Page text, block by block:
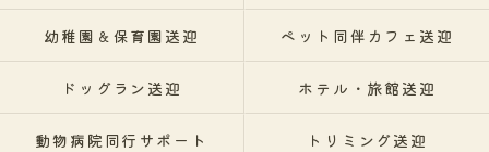
幼稚園＆保育園送迎 ペット同伴カフェ送迎
ドッグラン送迎 ホテル・旅館送迎
動物病院同行サポート トリミング送迎